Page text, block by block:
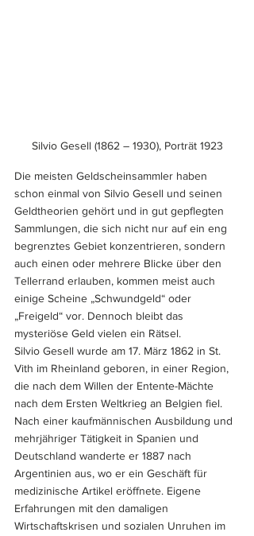
Silvio Gesell (1862 – 1930), Porträt 1923
Die meisten Geldscheinsammler haben
schon einmal von Silvio Gesell und seinen
Geldtheorien gehört und in gut gepflegten
Sammlungen, die sich nicht nur auf ein eng
begrenztes Gebiet konzentrieren, sondern
auch einen oder mehrere Blicke über den
Tellerrand erlauben, kommen meist auch
einige Scheine „Schwundgeld“ oder
„Freigeld“ vor. Dennoch bleibt das
mysteriöse Geld vielen ein Rätsel.
Silvio Gesell wurde am 17. März 1862 in St.
Vith im Rheinland geboren, in einer Region,
die nach dem Willen der Entente-Mächte
nach dem Ersten Weltkrieg an Belgien fiel.
Nach einer kaufmännischen Ausbildung und
mehrjähriger Tätigkeit in Spanien und
Deutschland wanderte er 1887 nach
Argentinien aus, wo er ein Geschäft für
medizinische Artikel eröffnete. Eigene
Erfahrungen mit den damaligen
Wirtschaftskrisen und sozialen Unruhen im